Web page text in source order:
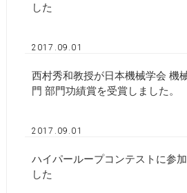
した
2017.09.01
西村秀和教授が日本機械学会 機
門 部門功績賞を受賞しました。
2017.09.01
ハイパーループコンテストに参
した